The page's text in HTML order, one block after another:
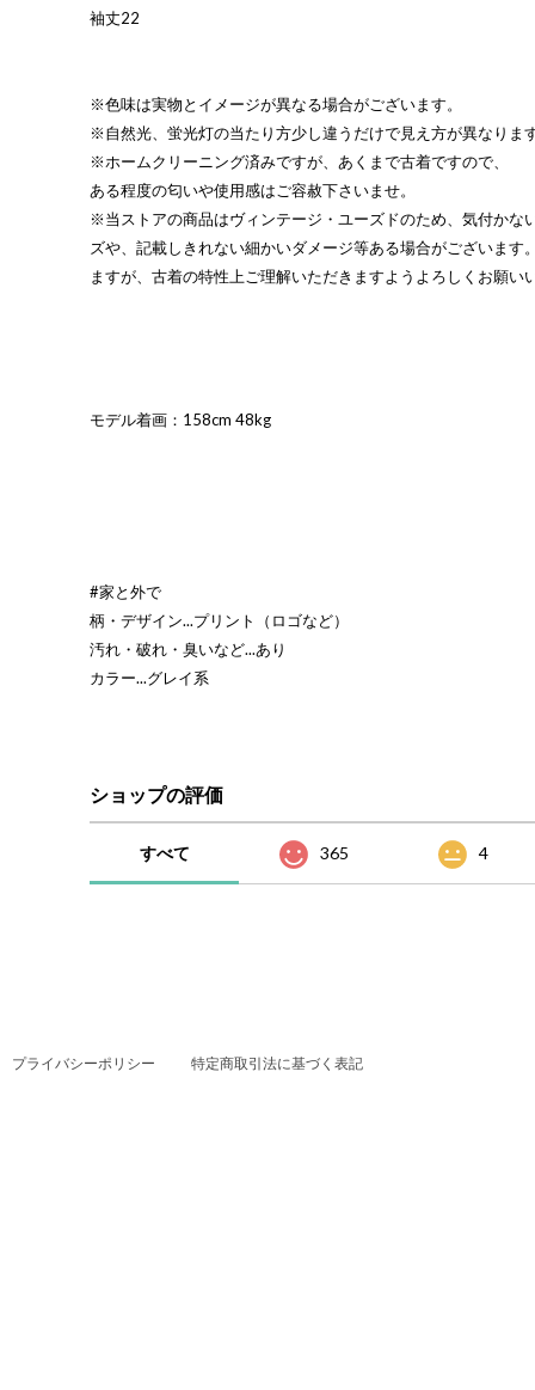
袖丈22
※色味は実物とイメージが異なる場合がございます。
※自然光、蛍光灯の当たり方少し違うだけで見え方が異なりま
※ホームクリーニング済みですが、あくまで古着ですので、
ある程度の匂いや使用感はご容赦下さいませ。
※当ストアの商品はヴィンテージ・ユーズドのため、気付かな
ズや、記載しきれない細かいダメージ等ある場合がございます
ますが、古着の特性上ご理解いただきますようよろしくお願い
モデル着画：158cm 48kg
#家と外で
柄・デザイン...プリント（ロゴなど）
汚れ・破れ・臭いなど...あり
カラー...グレイ系
ショップの評価
すべて 365 4
プライバシーポリシー 特定商取引法に基づく表記